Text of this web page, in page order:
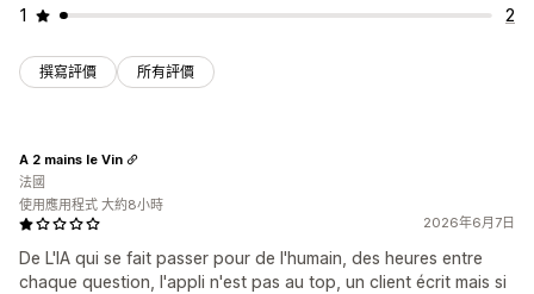
1
2
撰寫評價 所有評價
2026年6月7日
De L'IA qui se fait passer pour de l'humain, des heures entre
chaque question, l'appli n'est pas au top, un client écrit mais si
A 2 mains le Vin
法國
使用應用程式 大約8小時